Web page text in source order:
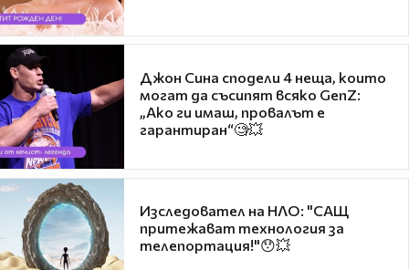
Джон Сина сподели 4 неща, които
могат да съсипят всяко GenZ:
„Ако ги имаш, провалът е
гарантиран“🧐💥
Изследовател на НЛО: "САЩ
притежават технология за
телепортация!"😯💥